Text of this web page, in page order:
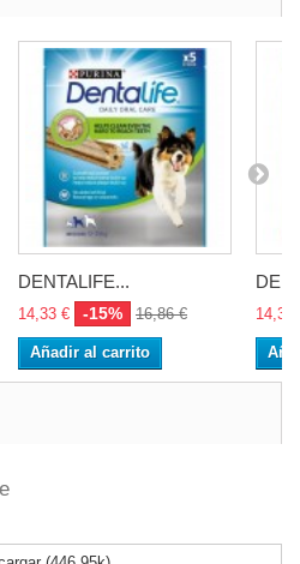
DENTALIFE...
14,33 € -15% 16,86 €
Añadir al carrito
14,33